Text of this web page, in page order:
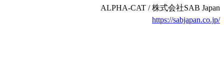
ALPHA-CAT / 株式会社SAB Japan
https://sabjapan.co.jp/